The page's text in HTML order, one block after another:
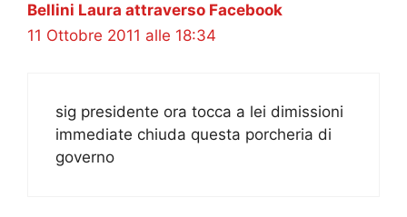
Bellini Laura attraverso Facebook
11 Ottobre 2011 alle 18:34
sig presidente ora tocca a lei dimissioni
immediate chiuda questa porcheria di
governo